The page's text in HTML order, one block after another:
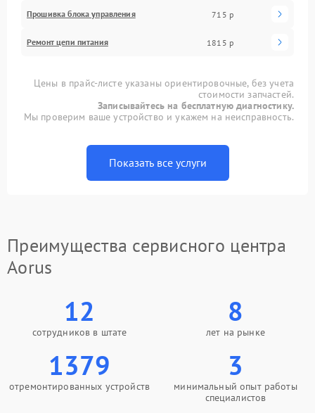
Прошивка блока управления 715 р
Ремонт цепи питания 1815 р
Цены в прайс-листе указаны ориентировочные, без учета
стоимости запчастей.
Записывайтесь на бесплатную диагностику.
Мы проверим ваше устройство и укажем на неисправность.
Показать все услуги
Преимущества сервисного центра
Aorus
12
сотрудников в штате
8
лет на рынке
1379
отремонтированных устройств
3
минимальный опыт работы
специалистов